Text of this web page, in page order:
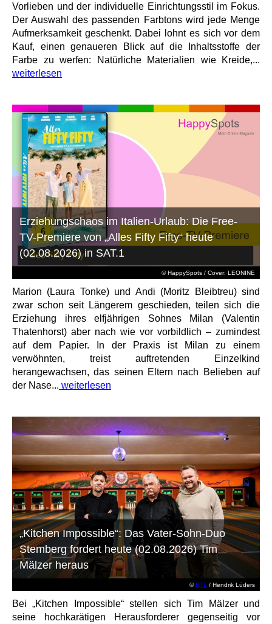
Vorlieben und der individuelle Einrichtungsstil im Fokus.
Der Auswahl des passenden Farbtons wird jede Menge
Aufmerksamkeit geschenkt. Dabei lohnt es sich vor dem
Kauf, einen genaueren Blick auf die Inhaltsstoffe der
Farbe zu werfen: Natürliche Materialien wie Kreide,...
weiterlesen
© HappySpots / Cover: LEONINE
Erziehungschaos im Italien-Urlaub: Die Free-
TV-Premiere von „Alles Fifty Fifty“ heute
(02.08.2026) in SAT.1
Marion (Laura Tonke) und Andi (Moritz Bleibtreu) sind
zwar schon seit Längerem geschieden, teilen sich die
Erziehung ihres elfjährigen Sohnes Milan (Valentin
Thatenhorst) aber nach wie vor vorbildlich – zumindest
auf dem Papier. In der Praxis ist Milan zu einem
verwöhnten, treist auftretenden Einzelkind
herangewachsen, das seinen Eltern nach Belieben auf
der Nase... weiterlesen
©RTL / Hendrik Lüders
„Kitchen Impossible“: Das Vater-Sohn-Duo
Stemberg fordert heute (02.08.2026) Tim
Mälzer heraus
Bei „Kitchen Impossible“ stellen sich Tim Mälzer und
seine hochkarätigen Herausforderer gegenseitig vor